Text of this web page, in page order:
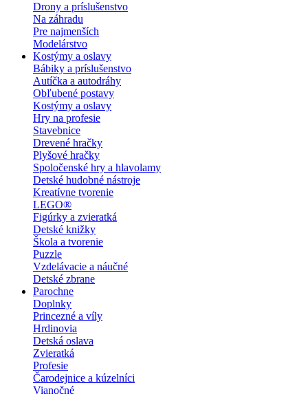
Drony a príslušenstvo
Na záhradu
Pre najmenších
Modelárstvo
Kostýmy a oslavy
Bábiky a príslušenstvo
Autíčka a autodráhy
Obľubené postavy
Kostýmy a oslavy
Hry na profesie
Stavebnice
Drevené hračky
Plyšové hračky
Spoločenské hry a hlavolamy
Detské hudobné nástroje
Kreatívne tvorenie
LEGO®
Figúrky a zvieratká
Detské knižky
Škola a tvorenie
Puzzle
Vzdelávacie a náučné
Detské zbrane
Parochne
Doplnky
Princezné a víly
Hrdinovia
Detská oslava
Zvieratká
Profesie
Čarodejnice a kúzelníci
Vianočné